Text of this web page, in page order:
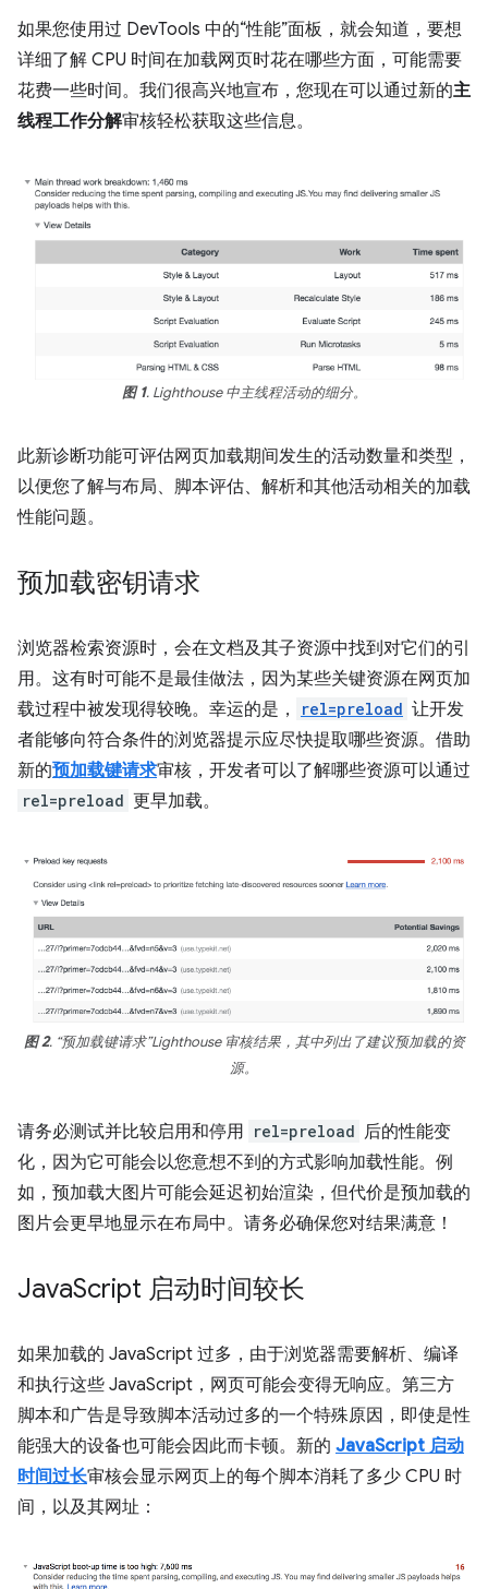
如果您使用过 DevTools 中的“性能”面板，就会知道，要想
详细了解 CPU 时间在加载网页时花在哪些方面，可能需要
花费一些时间。我们很高兴地宣布，您现在可以通过新的主
线程工作分解审核轻松获取这些信息。
图 1. Lighthouse 中主线程活动的细分。
此新诊断功能可评估网页加载期间发生的活动数量和类型，
以便您了解与布局、脚本评估、解析和其他活动相关的加载
性能问题。
预加载密钥请求
浏览器检索资源时，会在文档及其子资源中找到对它们的引
用。这有时可能不是最佳做法，因为某些关键资源在网页加
载过程中被发现得较晚。幸运的是，
rel=preload 让开发
者能够向符合条件的浏览器提示应尽快提取哪些资源。借助
新的预加载键请求审核，开发者可以了解哪些资源可以通过
rel=preload 更早加载。
图 2. “预加载键请求”Lighthouse 审核结果，其中列出了建议预加载的资
源。
请务必测试并比较启用和停用 rel=preload 后的性能变
化，因为它可能会以您意想不到的方式影响加载性能。例
如，预加载大图片可能会延迟初始渲染，但代价是预加载的
图片会更早地显示在布局中。请务必确保您对结果满意！
JavaScript 启动时间较长
如果加载的 JavaScript 过多，由于浏览器需要解析、编译
和执行这些 JavaScript，网页可能会变得无响应。第三方
脚本和广告是导致脚本活动过多的一个特殊原因，即使是性
能强大的设备也可能会因此而卡顿。新的 JavaScript 启动
时间过长审核会显示网页上的每个脚本消耗了多少 CPU 时
间，以及其网址：